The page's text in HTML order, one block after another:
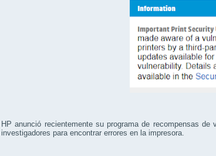
HP anunció recientemente su programa de recompensas
investigadores para encontrar errores en la impresora.